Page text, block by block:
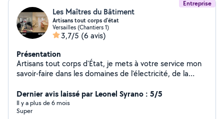
Entreprise
Les Maîtres du Bâtiment
Artisans tout corps d'état
Versailles (Chantiers 1)
3,7/5 (6 avis)
Présentation
Artisans tout corps d'État, je mets à votre service mon
savoir-faire dans les domaines de l'électricité, de la
de rénovation et d'aménagement intérieur. Polyvalent,
rigoureux et à l'écoute, j'interviens rapidement pour des
prestations soignées, adaptées à vos besoins et à votre
Dernier avis laissé par Leonel Syrano : 5/5
Il y a plus de 6 mois
Super